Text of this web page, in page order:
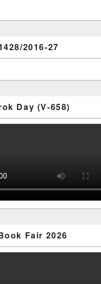
2016-27
Day (V-658)
Fair 2026